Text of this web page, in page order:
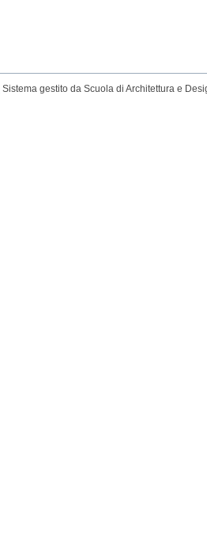
Sistema gestito da Scuola di Architettura e